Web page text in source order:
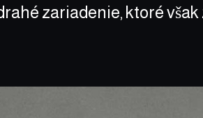
zariadenie, ktoré